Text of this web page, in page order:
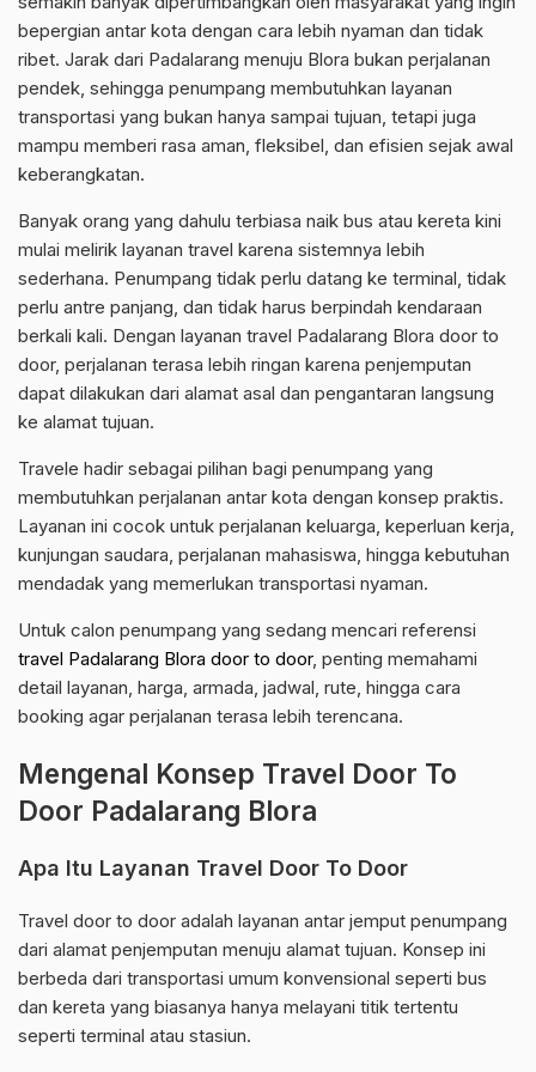
bepergian antar kota dengan cara lebih nyaman dan tidak
ribet. Jarak dari Padalarang menuju Blora bukan perjalanan
pendek, sehingga penumpang membutuhkan layanan
transportasi yang bukan hanya sampai tujuan, tetapi juga
mampu memberi rasa aman, fleksibel, dan efisien sejak awal
keberangkatan.
Banyak orang yang dahulu terbiasa naik bus atau kereta kini
mulai melirik layanan travel karena sistemnya lebih
sederhana. Penumpang tidak perlu datang ke terminal, tidak
perlu antre panjang, dan tidak harus berpindah kendaraan
berkali kali. Dengan layanan travel Padalarang Blora door to
door, perjalanan terasa lebih ringan karena penjemputan
dapat dilakukan dari alamat asal dan pengantaran langsung
ke alamat tujuan.
Travele hadir sebagai pilihan bagi penumpang yang
membutuhkan perjalanan antar kota dengan konsep praktis.
Layanan ini cocok untuk perjalanan keluarga, keperluan kerja,
kunjungan saudara, perjalanan mahasiswa, hingga kebutuhan
mendadak yang memerlukan transportasi nyaman.
Untuk calon penumpang yang sedang mencari referensi
travel Padalarang Blora door to door, penting memahami
detail layanan, harga, armada, jadwal, rute, hingga cara
booking agar perjalanan terasa lebih terencana.
Mengenal Konsep Travel Door To
Door Padalarang Blora
Apa Itu Layanan Travel Door To Door
Travel door to door adalah layanan antar jemput penumpang
dari alamat penjemputan menuju alamat tujuan. Konsep ini
berbeda dari transportasi umum konvensional seperti bus
dan kereta yang biasanya hanya melayani titik tertentu
seperti terminal atau stasiun.